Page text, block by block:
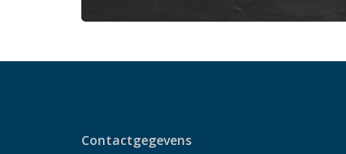
Contactgegevens